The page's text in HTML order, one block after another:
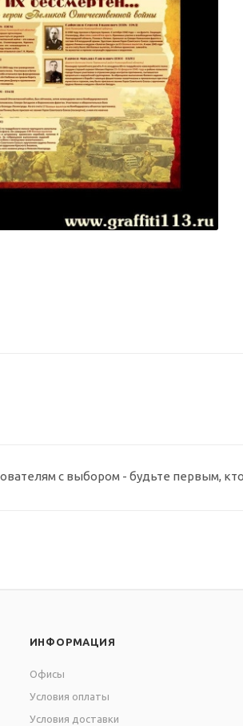
с выбором - будьте первым,
ИНФОРМАЦИЯ
Офисы
Условия оплаты
Условия доставки